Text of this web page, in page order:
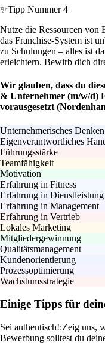
✨Tipp Nummer 4
Nutze die Ressourcen
das Franchise-System ist
zu Schulungen – alles ist
erleichtern. Bewirb dich
Wir glauben, dass du
& Unternehmer (m/w/d)
vorausgesetzt
Unternehmerisches Denken
Eigenverantwortliches
Führungsstärke
Teamfähigkeit
Motivation
Erfahrung in Fitness
Erfahrung in Dienstleistung
Erfahrung in Management
Erfahrung in Vertrieb
Lokales Marketing
Mitgliedergewinnung
Qualitätsmanagement
Kundenorientierung
Prozessoptimierung
Wachstumsstrategie
Einige Tipps für
Sei authentisch!:Zeig uns,
Bewerbung solltest du